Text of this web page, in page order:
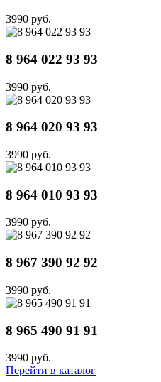
3990 руб.
8 964 022 93 93
3990 руб.
8 964 020 93 93
3990 руб.
8 964 010 93 93
3990 руб.
8 967 390 92 92
3990 руб.
8 965 490 91 91
3990 руб.
Перейти в каталог